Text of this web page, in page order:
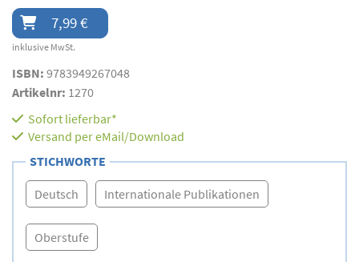
7,99 €
inklusive MwSt.
ISBN: 9783949267048
Artikelnr: 1270
Sofort lieferbar*
Versand per eMail/Download
STICHWORTE
Deutsch Internationale Publikationen
Oberstufe